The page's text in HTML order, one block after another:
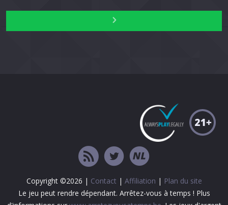
Copyright ©2026 | Contact | Affiliation | Plan du site
Le jeu peut rendre dépendant. Arrêtez-vous à temps ! Plus